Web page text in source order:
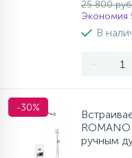
25 800
Экономия
В
-
-30%
ручным